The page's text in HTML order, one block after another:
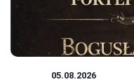
05.08.2026